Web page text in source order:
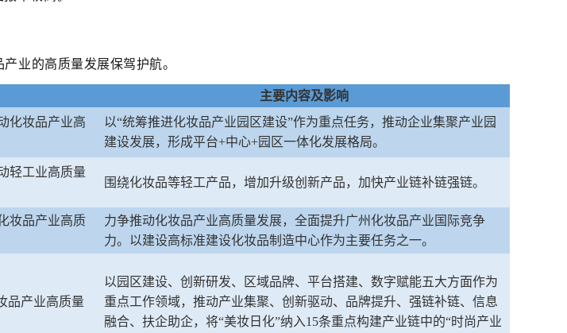
业的高质量发展保驾护航。
主要内容及影响
化妆品产业高
以“统筹推进化妆品产业园区建设”作为重点任务，推动企业集聚产业园
建设发展，形成平台+中心+园区一体化发展格局。
轻工业高质量
围绕化妆品等轻工产品，增加升级创新产品，加快产业链补链强链。
妆品产业高质
力争推动化妆品产业高质量发展，全面提升广州化妆品产业国际竞争
力。以建设高标准建设化妆品制造中心作为主要任务之一。
品产业高质量
以园区建设、创新研发、区域品牌、平台搭建、数字赋能五大方面作为
重点工作领域，推动产业集聚、创新驱动、品牌提升、强链补链、信息
融合、扶企助企，将“美妆日化”纳入15条重点构建产业链中的“时尚产业